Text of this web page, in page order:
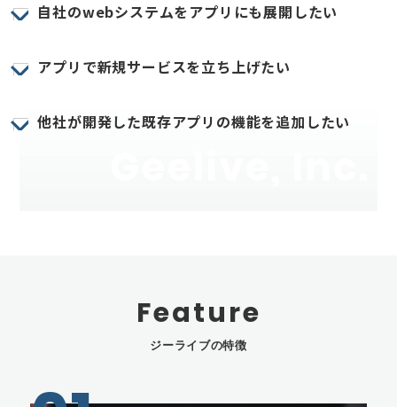
自社のwebシステムをアプリにも展開したい
アプリで新規サービスを立ち上げたい
他社が開発した既存アプリの機能を追加したい
Feature
ジーライブの特徴